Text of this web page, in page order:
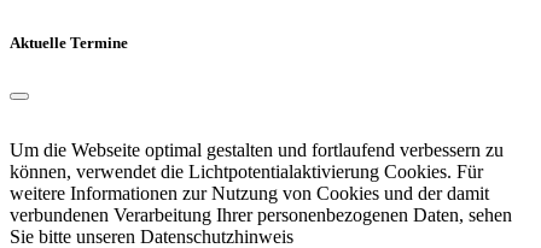
Aktuelle Termine
Um die Webseite optimal gestalten und fortlaufend verbessern zu
können, verwendet die Lichtpotentialaktivierung Cookies. Für
weitere Informationen zur Nutzung von Cookies und der damit
verbundenen Verarbeitung Ihrer personenbezogenen Daten, sehen
Sie bitte unseren Datenschutzhinweis